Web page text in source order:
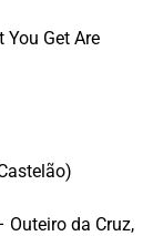
You Get Are
Outeiro da Cruz,